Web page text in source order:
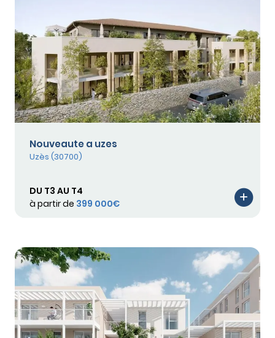
Nouveaute a uzes
Uzès (30700)
DU T3 AU T4
à partir de 399 000€